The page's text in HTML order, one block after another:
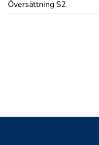
Översättning S2